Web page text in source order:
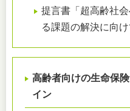
提言書「超高齢社
る課題の解決に向け
高齢者向けの生命保
イン